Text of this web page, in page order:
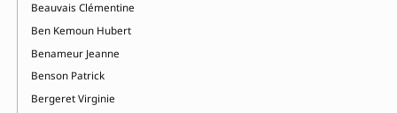
Beauvais Clémentine
Ben Kemoun Hubert
Benameur Jeanne
Benson Patrick
Bergeret Virginie